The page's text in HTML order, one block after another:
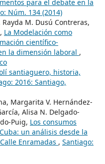
para el debate en la
Núm. 134 (2014)
Rayda M. Dusú Contreras,
La Modelación como
científico-
la dimensión laboral ,
santiaguero, historia,
2016: Santiago,
Margarita V. Hernández-
Alisa N. Delgado-
Puig, Los consumos
un análisis desde la
Enramadas , Santiago: